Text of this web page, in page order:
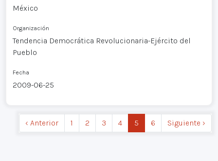
México
Organización
Tendencia Democrática Revolucionaria-Ejército del
Pueblo
Fecha
2009-06-25
‹ Anterior 1 2 3 4 5 6 Siguiente ›